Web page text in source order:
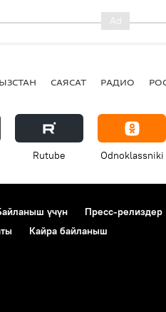
САЯСАТ РАДИО
Rutube Odnoklassniki
үчүн Пресс-релиздер
Кайра байланыш